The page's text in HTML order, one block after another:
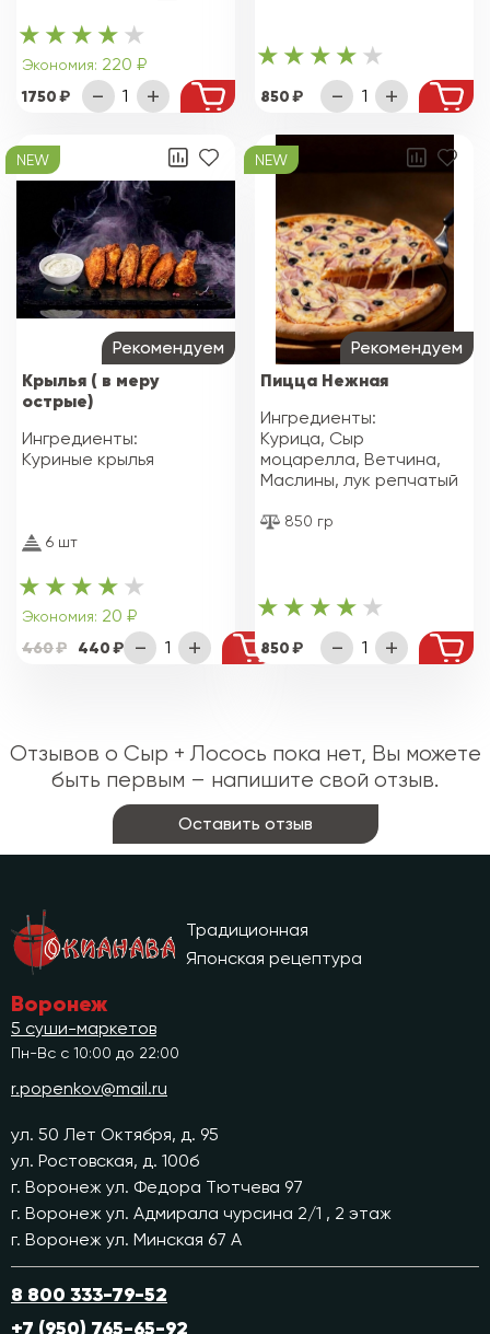
Экономия: 220 ₽
1750 850
NEW
Рекомендуем
Крылья ( в меру
острые)
Ингредиенты:
Куриные крылья
6 шт
Экономия: 20 ₽
460 440
NEW
Рекомендуем
Пицца Нежная
Ингредиенты:
Курица, Сыр
моцарелла, Ветчина,
Маслины, лук репчатый
850 гр
850
Отзывов о Сыр + Лосось пока нет, Вы можете
быть первым – напишите свой отзыв.
Оставить отзыв
Традиционная
Японская рецептура
Воронеж
5 суши-маркетов
Пн-Вс с 10:00 до 22:00
r.popenkov@mail.ru
ул. 50 Лет Октября, д. 95
ул. Ростовская, д. 100б
г. Воронеж ул. Федора Тютчева 97
г. Воронеж ул. Адмирала чурсина 2/1 , 2 этаж
г. Воронеж ул. Минская 67 А
8 800 333-79-52
+7 (950) 765-65-92